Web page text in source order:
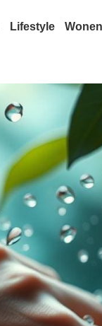
Lifestyle Wonen